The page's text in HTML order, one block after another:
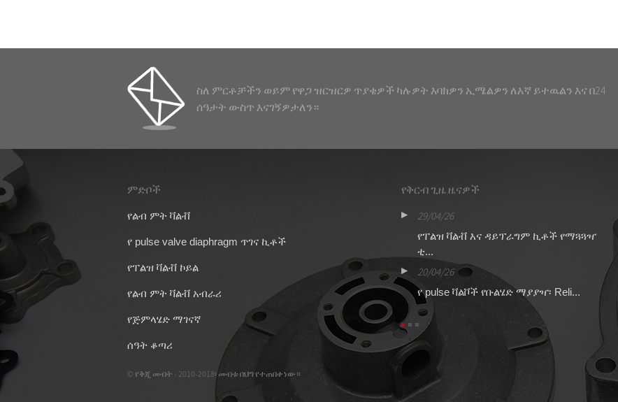
RCAC45FS
የፍላንጅ አይነት
...
መቆጣጠሪያ
የከረጢት ቤት
ማጣሪያ
ስለ ምርቶቻችን ወይም የዋጋ ዝርዝርዎ ጥያቄዎች ካሉዎት እባክዎን ኢሜልዎን ለእኛ ይተዉልን እና በ24
ሰዓታት ውስጥ እናገኝዎታለን።
ምድቦች
የልብ ምት ቫልቭ
የ pulse valve diaphragm ጥገና ኪቶች
የፐልዝ ቫልቭ ኮይል
የልብ ምት ቫልቭ አብራሪ
የጅምላሄድ ማገናኛ
ሰዓት ቆጣሪ
© የቅጂ መብት - 2010-2018፡ መብቱ በህግ የተጠበቀ ነው።
የቅርብ ጊዜ ዜናዎች
ለ ASCO SCG353A044 የልብ ምት ቫልቭ
ሽፋን
29/04/26
የፐልዝ ቫልቭ እና ዳይፕራግም ኪቶች የማጓጓዣ
ቲ...
20/04/26
የ pulse ቫልቮች የቡልሄድ ማያያዣ፡ Reli...